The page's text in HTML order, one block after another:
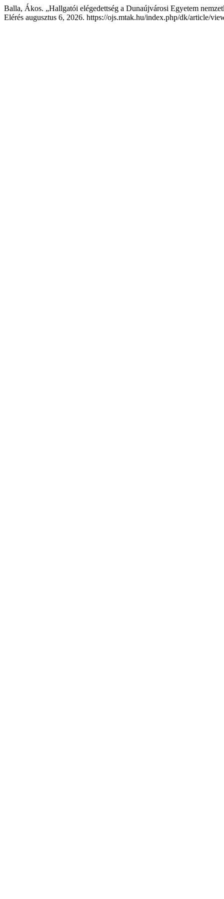
Balla, Ákos. „Hallgatói elégedettség a Dunaújvárosi Egyetem
Elérés augusztus 6, 2026. https://ojs.mtak.hu/index.php/dk/article/